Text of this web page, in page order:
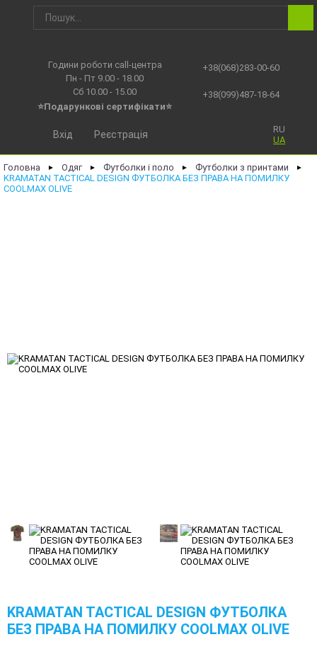
Години роботи call-центра
Пн - Пт 9.00 - 18.00
Сб 10.00 - 15.00
⭐Подарункові сертифікати⭐
+38(068)283-00-60
+38(099)487-18-64
RU
UA
Вхід Реєстрація
Головна ► Одяг ► Футболки і поло ► Футболки з принтами ►
KRAMATAN TACTICAL DESIGN ФУТБОЛКА БЕЗ ПРАВА НА ПОМИЛКУ
COOLMAX OLIVE
KRAMATAN TACTICAL DESIGN ФУТБОЛКА
БЕЗ ПРАВА НА ПОМИЛКУ COOLMAX OLIVE